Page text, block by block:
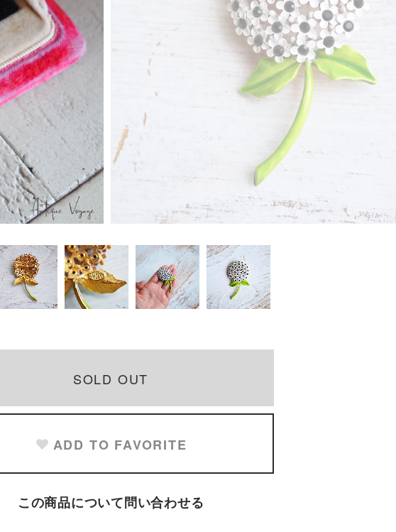
SOLD OUT
ADD TO FAVORITE
この商品について問い合わせる